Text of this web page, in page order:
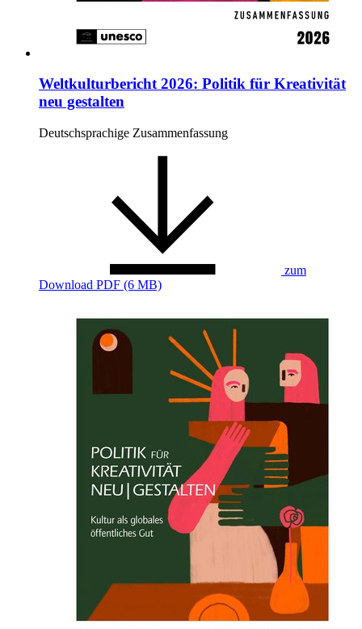
Weltkulturbericht 2026: Politik für Kreativität
neu gestalten
Deutschsprachige Zusammenfassung
zum
Download PDF (6 MB)